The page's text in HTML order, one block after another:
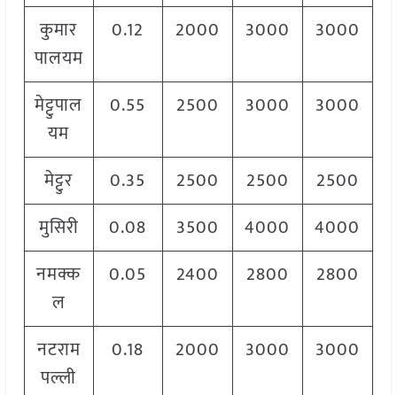
कुमार
पालयम
0.12 2000 3000 3000
मेट्टुपाल
यम
0.55 2500 3000 3000
मेट्टुर 0.35 2500 2500
2500
मुसिरी
0.08 3500 4000
4000
नमक्क
ल
0.05 2400 2800 2800
नटराम
पल्ली
0.18 2000 3000 3000